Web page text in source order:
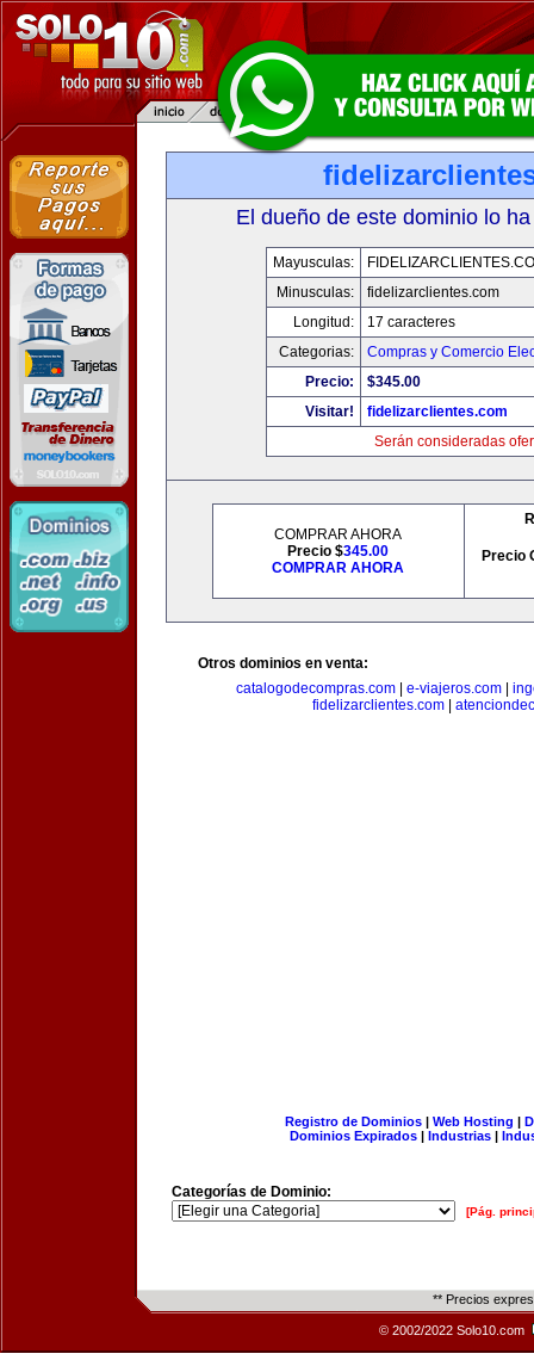
El dueño de este dominio lo
Mayusculas:
Minusculas:
fidelizarclientes.com
Longitud:
17 caracteres
Categorias:
Compras y Comercio
Precio:
$345.00
Visitar!
fidelizarclientes.com
Serán consideradas
COMPRAR AHORA
Precio $345.00
COMPRAR AHORA
Precio
Otros dominios en venta:
catalogodecompras.com| e-viajeros.com|
fidelizarclientes.com|
Registro de Dominios| Web Hosting |
Dominios Expirados | Industrias |
Categorías de Dominio:
[Pág.
** Precios
© 2002/2022 Solo10.com